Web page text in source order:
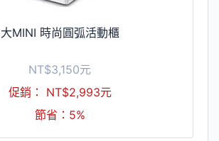
大MINI 時尚圓弧活動櫃
NT$3,150元
促銷： NT$2,993元
節省：5%